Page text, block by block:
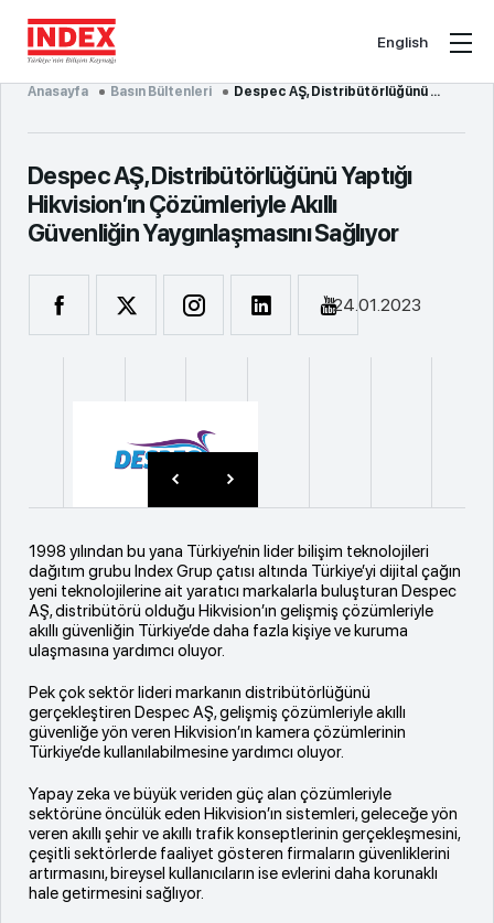
English
Anasayfa Basın Bültenleri Despec AŞ, Distribütörlüğünü Yaptığı Hikvision’ın Çözümleriyle Akıllı Güvenliğin Yaygınlaşmasını Sağ...
Despec AŞ, Distribütörlüğünü Yaptığı
Hikvision’ın Çözümleriyle Akıllı
Güvenliğin Yaygınlaşmasını Sağlıyor
24.01.2023
1998 yılından bu yana Türkiye’nin lider bilişim teknolojileri
dağıtım grubu Index Grup çatısı altında Türkiye’yi dijital çağın
yeni teknolojilerine ait yaratıcı markalarla buluşturan Despec
AŞ, distribütörü olduğu Hikvision’ın gelişmiş çözümleriyle
akıllı güvenliğin Türkiye’de daha fazla kişiye ve kuruma
ulaşmasına yardımcı oluyor.
Pek çok sektör lideri markanın distribütörlüğünü
gerçekleştiren Despec AŞ, gelişmiş çözümleriyle akıllı
güvenliğe yön veren Hikvision’ın kamera çözümlerinin
Türkiye’de kullanılabilmesine yardımcı oluyor.
Yapay zeka ve büyük veriden güç alan çözümleriyle
sektörüne öncülük eden Hikvision’ın sistemleri, geleceğe yön
veren akıllı şehir ve akıllı trafik konseptlerinin gerçekleşmesini,
çeşitli sektörlerde faaliyet gösteren firmaların güvenliklerini
artırmasını, bireysel kullanıcıların ise evlerini daha korunaklı
hale getirmesini sağlıyor.